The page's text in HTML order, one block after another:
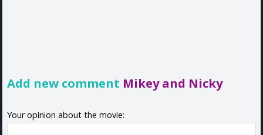
Add new comment Mikey and Nicky
Your opinion about the movie: